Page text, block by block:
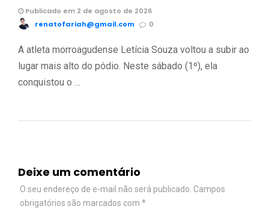
Publicado em 2 de agosto de 2026
renatofariah@gmail.com
0
A atleta morroagudense Letícia Souza voltou a subir ao
lugar mais alto do pódio. Neste sábado (1º), ela
conquistou o …
Deixe um comentário
O seu endereço de e-mail não será publicado. Campos
obrigatórios são marcados com *